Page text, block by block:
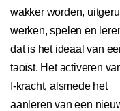
wakker worden,
werken, spelen en
dat is het ideaal van
taoïst. Het activeren
I-kracht, alsmede het
aanleren van een